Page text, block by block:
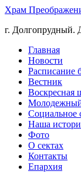
Храм
г. Долгопрудный.
Главная
Новости
Расписание
Вестник
Воскресная
Социальное
Наша
Фото
О сектах
Контакты
Епархия